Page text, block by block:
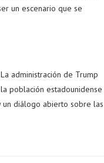
un escenario que se
administración de Trump
población estadounidense
un diálogo abierto sobre las